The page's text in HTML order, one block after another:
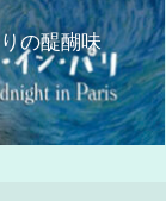
の醍醐味